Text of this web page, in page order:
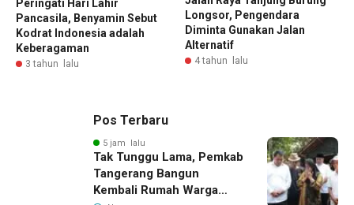
Peringati Hari Lahir
Pancasila, Benyamin Sebut
Kodrat Indonesia adalah
Keberagaman
3 tahun lalu
Longsor, Pengendara
Diminta Gunakan Jalan
Alternatif
4 tahun lalu
Pos Terbaru
5 jam lalu
Tak Tunggu Lama, Pemkab
Tangerang Bangun
Kembali Rumah Warga